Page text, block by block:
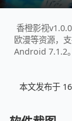
香橙影视
欧漫等资源，
Android 7.1.2。
本文发布于